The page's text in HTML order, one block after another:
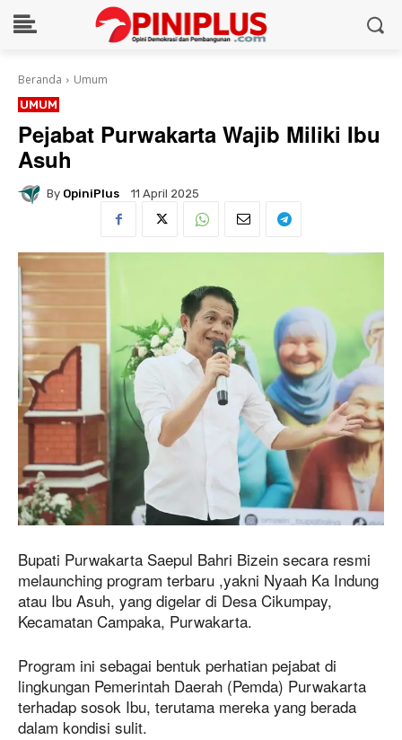
Beranda Umum
UMUM
Pejabat Purwakarta Wajib Miliki Ibu
Asuh
By OpiniPlus 11 April 2025
Bupati Purwakarta Saepul Bahri Bizein secara resmi
melaunching program terbaru ,yakni Nyaah Ka Indung
atau Ibu Asuh, yang digelar di Desa Cikumpay,
Kecamatan Campaka, Purwakarta.
Program ini sebagai bentuk perhatian pejabat di
lingkungan Pemerintah Daerah (Pemda) Purwakarta
terhadap sosok Ibu, terutama mereka yang berada
dalam kondisi sulit.